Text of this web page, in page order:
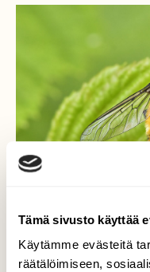
Tämä sivusto käyttää
Käytämme evästeitä
räätälöimiseen,